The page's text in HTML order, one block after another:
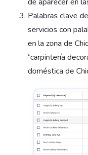
Palabras clave
servicios con
en la zona de
“carpintería
doméstica de